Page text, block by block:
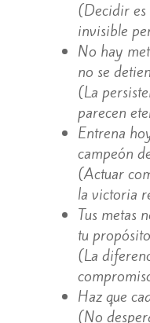
(Decidir
invisible
No hay
no se
(La
parecen
Entrena
campeón
(Actuar
la victoria
Tus metas
tu
(La
Haz que
(No